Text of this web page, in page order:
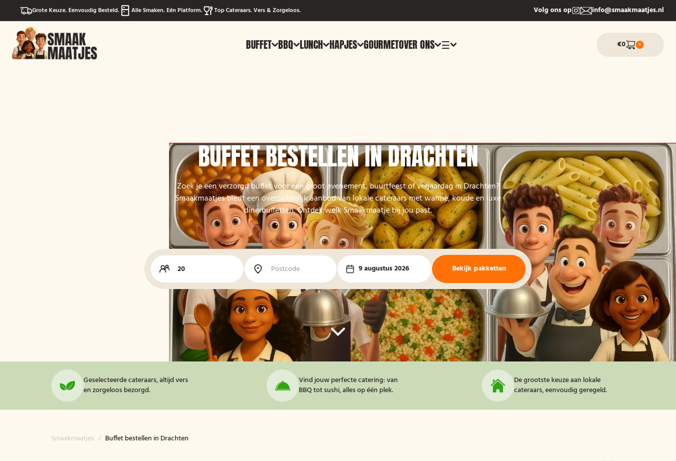
Grote Keuze. Eenvoudig Besteld. Alle Smaken. Eén Platform. Top Cateraars. Vers & Zorgeloos. Volg ons op info@smaakmaatjes.nl
BUFFET BBQ LUNCH HAPJES GOURMETOVER ONS ☰ €0 0
BUFFET BESTELLEN IN DRACHTEN
Zoek je een verzorgd buffet voor een groot evenement, buurtfeest of verjaardag in Drachten?
Smaakmaatjes biedt een overzichtelijk aanbod van lokale cateraars met warme, koude en luxe
dinerbuffetten. Ontdek welk Smaakmaatje bij jou past.
9 augustus 2026 Bekijk pakketten
Geselecteerde cateraars, altijd vers
en zorgeloos bezorgd.
Vind jouw perfecte catering: van
BBQ tot sushi, alles op één plek.
De grootste keuze aan lokale
cateraars, eenvoudig geregeld.
Smaakmaatjes / Buffet bestellen in Drachten